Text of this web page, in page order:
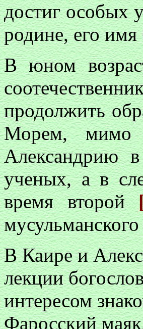
достиг особых
родине, его
В юном
продолжить
Морем,
Александрию
ученых, а в
время второй
В Каире и
лекции
интересом
Фаросский